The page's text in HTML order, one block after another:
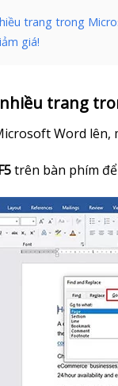
trang trong
giá!
trang
Word lên,
trên bàn phím